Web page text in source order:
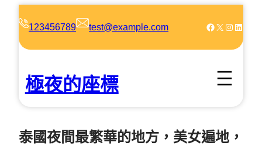
123456789 test@example.com Facebook X Instagram LinkedIn
極夜的座標
泰國夜間最繁華的地方，美女遍地，